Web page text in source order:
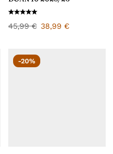
45,99€ 38,99 €
-20%